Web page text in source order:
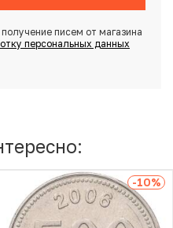
писем от магазина
персональных данных
-10%